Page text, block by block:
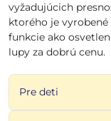
vyžadujúcich
ktorého je
funkcie ako
lupy za dobrú cenu.
Pre deti